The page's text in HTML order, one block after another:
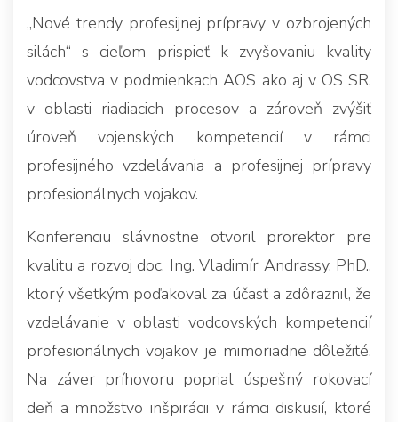
„Nové trendy profesijnej prípravy v ozbrojených
silách“ s cieľom prispieť k zvyšovaniu kvality
vodcovstva v podmienkach AOS ako aj v OS SR,
v oblasti riadiacich procesov a zároveň zvýšiť
úroveň vojenských kompetencií v rámci
profesijného vzdelávania a profesijnej prípravy
profesionálnych vojakov.
Konferenciu slávnostne otvoril prorektor pre
kvalitu a rozvoj doc. Ing. Vladimír Andrassy, PhD.,
ktorý všetkým poďakoval za účasť a zdôraznil, že
vzdelávanie v oblasti vodcovských kompetencií
profesionálnych vojakov je mimoriadne dôležité.
Na záver príhovoru poprial úspešný rokovací
deň a množstvo inšpirácii v rámci diskusií, ktoré